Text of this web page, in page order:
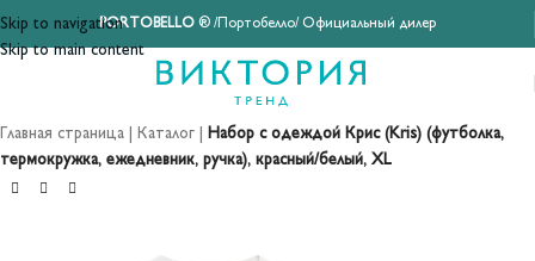
Skip to navigation
Skip to main content
PORTOBELLO® /Портобелло/ Официальный дилер
Главная страница Каталог
Набор с одеждой Крис (Kris) (футболка,
термокружка, ежедневник, ручка), красный/белый, XL